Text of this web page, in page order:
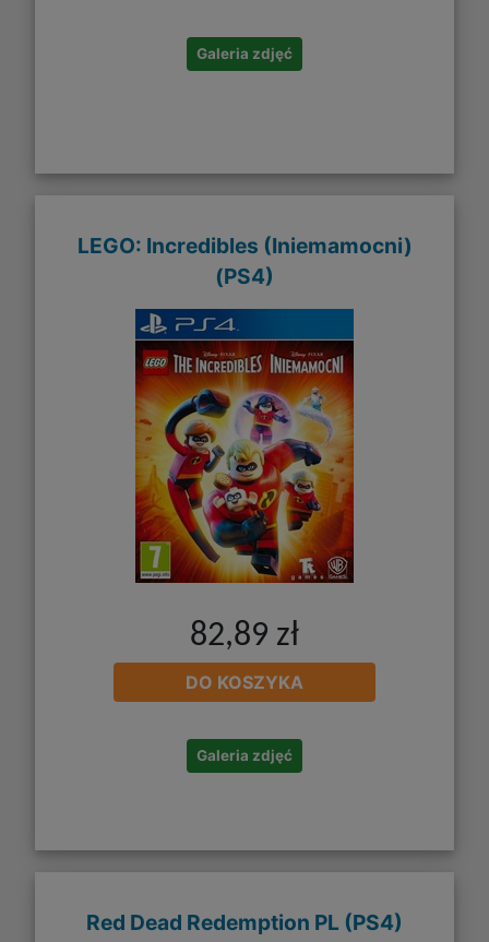
Galeria zdjęć
LEGO: Incredibles (Iniemamocni)
(PS4)
82,89 zł
DO KOSZYKA
Galeria zdjęć
Red Dead Redemption PL (PS4)